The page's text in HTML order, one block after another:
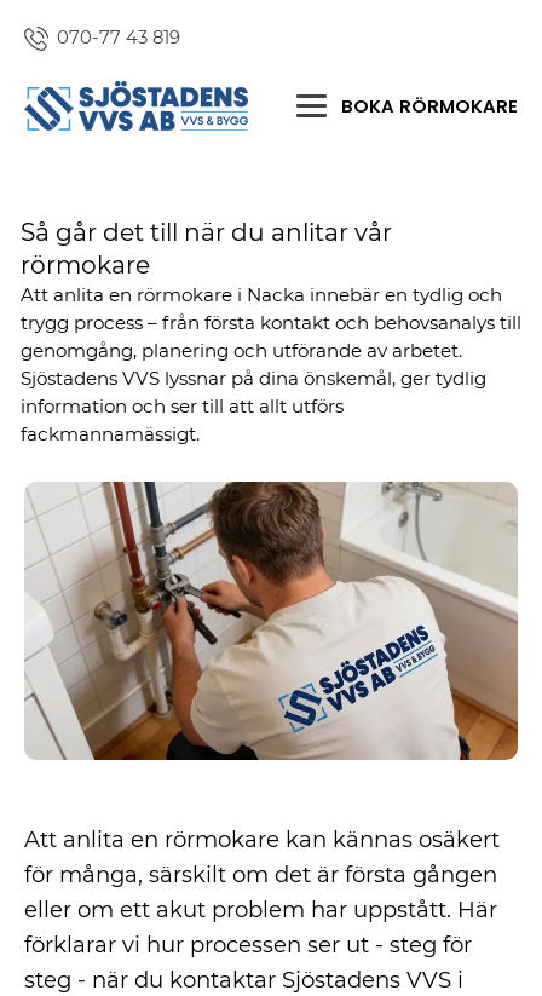
070-77 43 819
BOKA RÖRMOKARE
Så går det till när du anlitar vår
rörmokare
Att anlita en rörmokare i Nacka innebär en tydlig och
trygg process – från första kontakt och behovsanalys till
genomgång, planering och utförande av arbetet.
Sjöstadens VVS lyssnar på dina önskemål, ger tydlig
information och ser till att allt utförs
fackmannamässigt.
Att anlita en rörmokare kan kännas osäkert
för många, särskilt om det är första gången
eller om ett akut problem har uppstått. Här
förklarar vi hur processen ser ut - steg för
steg - när du kontaktar Sjöstadens VVS i